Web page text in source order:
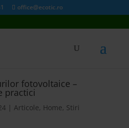
office@ecotic.ro
fotovoltaice –
practici
| Articole, Home, Stiri